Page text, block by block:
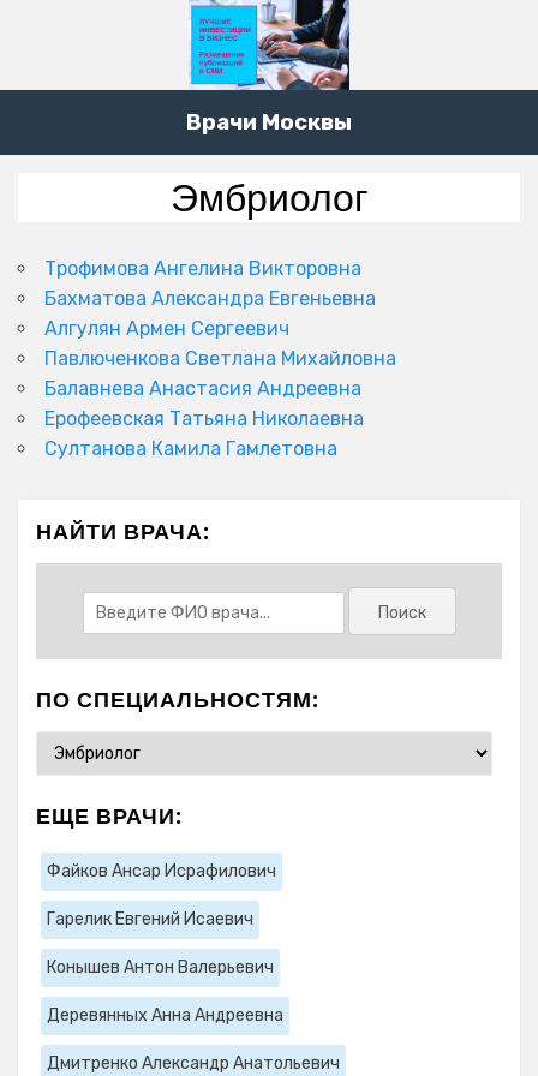
Врачи Москвы
Эмбриолог
Трофимова Ангелина Викторовна
Бахматова Александра Евгеньевна
Алгулян Армен Сергеевич
Павлюченкова Светлана Михайловна
Балавнева Анастасия Андреевна
Ерофеевская Татьяна Николаевна
Султанова Камила Гамлетовна
НАЙТИ ВРАЧА:
ПО СПЕЦИАЛЬНОСТЯМ:
ЕЩЕ ВРАЧИ:
Файков Ансар Исрафилович
Гарелик Евгений Исаевич
Конышев Антон Валерьевич
Деревянных Анна Андреевна
Дмитренко Александр Анатольевич